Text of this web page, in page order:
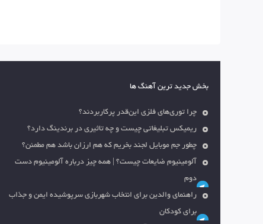
بخش جدید ترین آهنگ ها
چرا توری‌های فلزی این‌قدر پرکاربردند؟
ریمیکس تبلیغاتی چیست و چه تاثیری در برندینگ دارد؟
چطور جم موبایل لجند بخریم که هم ارزان باشد هم مطمئن؟
آلومینیوم ضایعات چیست؟ | همه چیز درباره آلومینیوم دست
دوم
راهنمای والدین برای انتخاب شهربازی سرپوشیده ایمن و جذاب
برای کودکان